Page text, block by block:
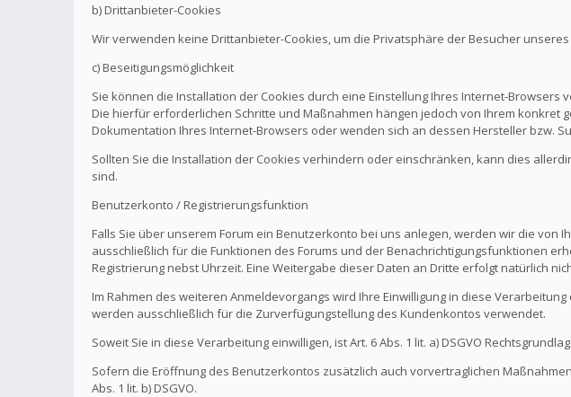
b) Drittanbieter-Cookies
Wir verwenden keine Drittanbieter-Cookies, um die Privatsphäre der Besucher
c) Beseitigungsmöglichkeit
Sie können die Installation der Cookies durch eine Einstellung Ihres Internet-
Die hierfür erforderlichen Schritte und Maßnahmen hängen jedoch von Ihrem
Dokumentation Ihres Internet-Browsers oder wenden sich an dessen Hersteller bzw.
Sollten Sie die Installation der Cookies verhindern oder einschränken, kann dies
sind.
Benutzerkonto / Registrierungsfunktion
Falls Sie über unserem Forum ein Benutzerkonto bei uns anlegen, werden wir die von
ausschließlich für die Funktionen des Forums und der Benachrichtigungsfunktionen
Registrierung nebst Uhrzeit. Eine Weitergabe dieser Daten an Dritte erfolgt natürlich
Im Rahmen des weiteren Anmeldevorgangs wird Ihre Einwilligung in diese
werden ausschließlich für die Zurverfügungstellung des Kundenkontos verwendet.
Soweit Sie in diese Verarbeitung einwilligen, ist Art. 6 Abs. 1 lit. a) DSGVO
Sofern die Eröffnung des Benutzerkontos zusätzlich auch vorvertraglichen
Abs. 1 lit. b) DSGVO.